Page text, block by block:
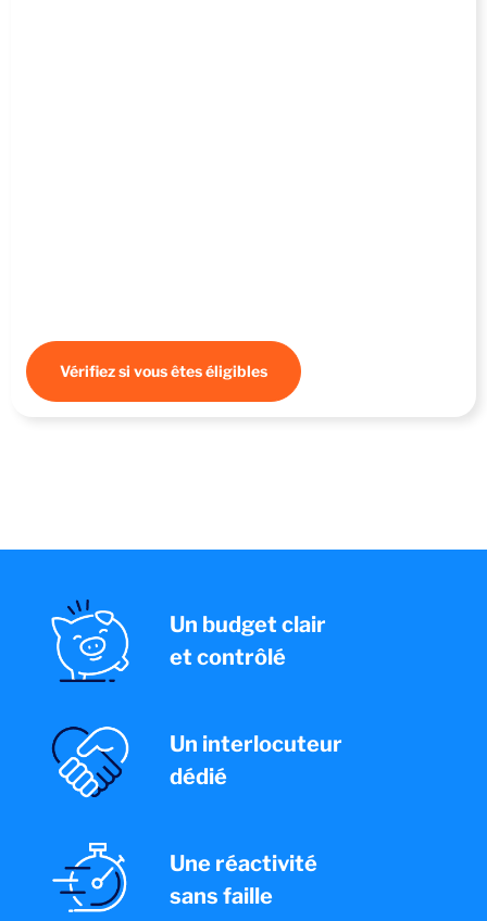
Vérifiez si vous êtes éligibles
Un budget clair
et contrôlé
Un interlocuteur
dédié
Une réactivité
sans faille